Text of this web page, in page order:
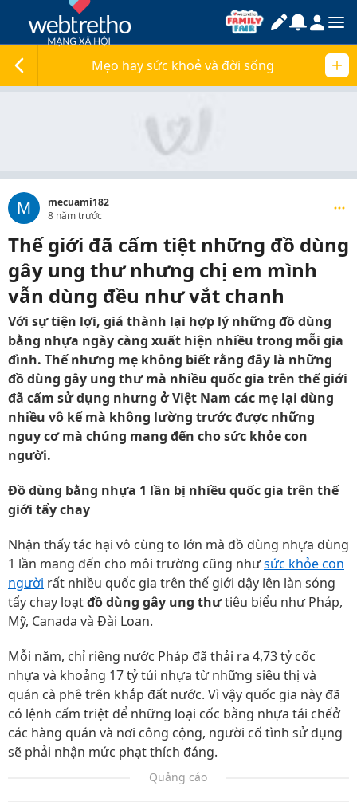
Mẹo hay sức khoẻ và đời sống
M
mecuami182
8 năm trước
Thế giới đã cấm tiệt những đồ dùng
gây ung thư nhưng chị em mình
vẫn dùng đều như vắt chanh
Với sự tiện lợi, giá thành lại hợp lý những đồ dùng
bằng nhựa ngày càng xuất hiện nhiều trong mỗi gia
đình. Thế nhưng mẹ không biết rằng đây là những
đồ dùng gây ung thư mà nhiều quốc gia trên thế giới
đã cấm sử dụng nhưng ở Việt Nam các mẹ lại dùng
nhiều vô kể mà không lường trước được những
nguy cơ mà chúng mang đến cho sức khỏe con
người.
Đồ dùng bằng nhựa 1 lần bị nhiều quốc gia trên thế
giới tẩy chay
Nhận thấy tác hại vô cùng to lớn mà đồ dùng nhựa dùng
1 lần mang đến cho môi trường cũng nhưsức khỏe con
người rất nhiều quốc gia trên thế giới dậy lên làn sóng
tẩy chay loạtđồ dùng gây ung thưtiêu biểu như Pháp,
Mỹ, Canada và Đài Loan.
Mỗi năm, chỉ riêng nước Pháp đã thải ra 4,73 tỷ cốc
nhựa và khoảng 17 tỷ túi nhựa từ những siêu thị và
quán cà phê trên khắp đất nước. Vì vậy quốc gia này đã
có lệnh cấm triệt để những loại cốc bằng nhựa tái chếở
các hàng quán và nơi công cộng, người cố tình sử dụng
sẽ phải nhận mức phạt thích đáng.
Quảng cáo